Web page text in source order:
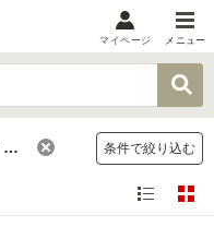
メニュー
マイページ
」
条件で絞り込む